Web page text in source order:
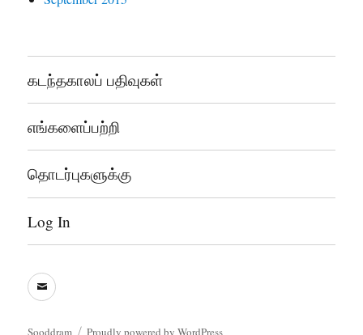
கடந்தகாலப் பதிவுகள்
எங்களைப்பற்றி
தொடர்புகளுக்கு
Log In
sooddram@gmail.com
Sooddram Proudly powered by WordPress